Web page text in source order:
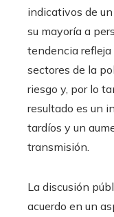
indicativos de
su mayoría a
tendencia
sectores de la
riesgo y, por lo
resultado es un
tardíos y un
transmisión.
La discusión
acuerdo en un